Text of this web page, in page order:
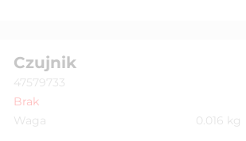
Czujnik
47579733
Brak
Waga
0.016 kg